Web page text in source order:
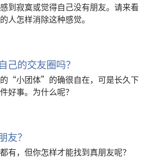
到寂寞或觉得自己没有朋友。请来看
人怎样消除这种感觉。
己的交友圈吗？
“小团体”的确很自在，可是长久下
好事。为什么呢？
友？
有，但你怎样才能找到真朋友呢？